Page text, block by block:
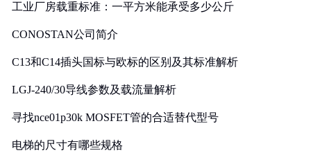
工业厂房载重标准：一平方米能承受多少公斤
CONOSTAN公司简介
C13和C14插头国标与欧标的区别及其标准解析
LGJ-240/30导线参数及载流量解析
寻找nce01p30k MOSFET管的合适替代型号
电梯的尺寸有哪些规格